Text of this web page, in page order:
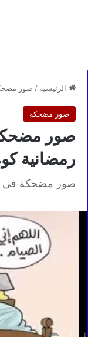
الرئيسية / صور
صور مضحكة
صور
رمضانية
صور مضحكة فى